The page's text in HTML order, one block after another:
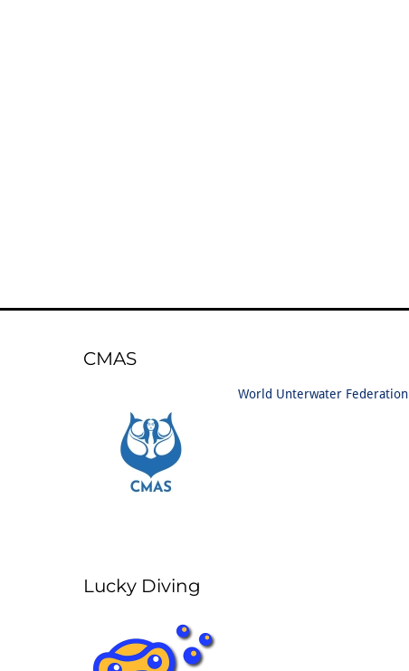
CMAS
World Unterwater Federation
Lucky Diving